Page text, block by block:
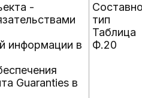
-
информации в
Guaranties в
тип
Таблица
Ф.20